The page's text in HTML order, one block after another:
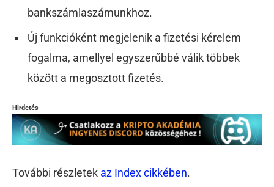
bankszámlaszámunkhoz.
Új funkcióként megjelenik a fizetési kérelem
fogalma, amellyel egyszerűbbé válik többek
között a megosztott fizetés.
Hirdetés
További részletek az Index cikkében.